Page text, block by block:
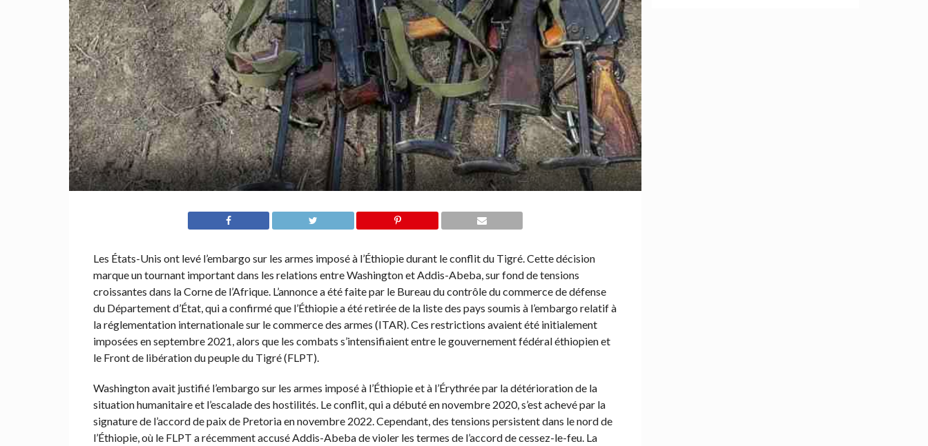
Les États-Unis ont levé l’embargo sur les armes imposé à l’Éthiopie durant le conflit du Tigré. Cette décision
marque un tournant important dans les relations entre Washington et Addis-Abeba, sur fond de tensions
croissantes dans la Corne de l’Afrique. L’annonce a été faite par le Bureau du contrôle du commerce de défense
du Département d’État, qui a confirmé que l’Éthiopie a été retirée de la liste des pays soumis à l’embargo relatif à
la réglementation internationale sur le commerce des armes (ITAR). Ces restrictions avaient été initialement
imposées en septembre 2021, alors que les combats s’intensifiaient entre le gouvernement fédéral éthiopien et
le Front de libération du peuple du Tigré (FLPT).
Washington avait justifié l’embargo sur les armes imposé à l’Éthiopie et à l’Érythrée par la détérioration de la
situation humanitaire et l’escalade des hostilités. Le conflit, qui a débuté en novembre 2020, s’est achevé par la
signature de l’accord de paix de Pretoria en novembre 2022. Cependant, des tensions persistent dans le nord de
l’Éthiopie, où le FLPT a récemment accusé Addis-Abeba de violer les termes de l’accord de cessez-le-feu. La